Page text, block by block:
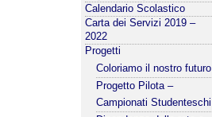
Calendario Scolastico
Carta dei Servizi 2019 –
2022
Progetti
Coloriamo il nostro futuro
Progetto Pilota –
Campionati Studenteschi